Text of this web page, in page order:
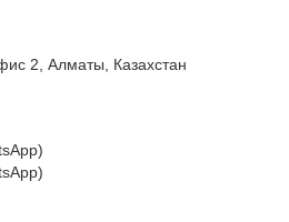
2, Алматы, Казахстан